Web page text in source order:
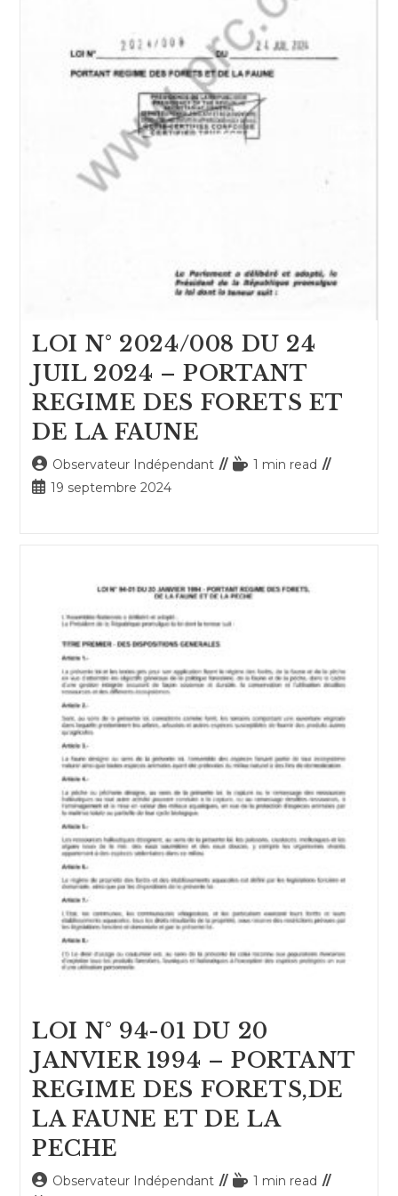
LOI N° 2024/008 DU 24
JUIL 2024 – PORTANT
REGIME DES FORETS ET
DE LA FAUNE
Auteur/autrice
de
Observateur Indépendant
Temps1 min read
Publication
19 septembre 2024
LOI N° 94-01 DU 20
JANVIER 1994 – PORTANT
REGIME DES FORETS,DE
LA FAUNE ET DE LA
PECHE
Auteur/autrice
Observateur Indépendant
Temps1 min read